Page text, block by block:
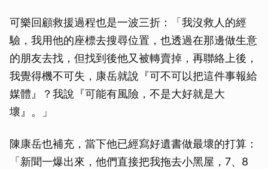
可樂回顧救援過程也是一波三折：「我沒救人的經
驗，我用他的座標去搜尋位置，也透過在那邊做生意
的朋友去找，但找到後他又被轉賣掉，再聯絡上後，
我覺得機不可失，康岳就說『可不可以把這件事報給
媒體』？我說『可能有風險，不是大好就是大
壞』。」
陳康岳也補充，當下他已經寫好遺書做最壞的打算：
「新聞一爆出來，他們直接把我拖去小黑屋，7、8